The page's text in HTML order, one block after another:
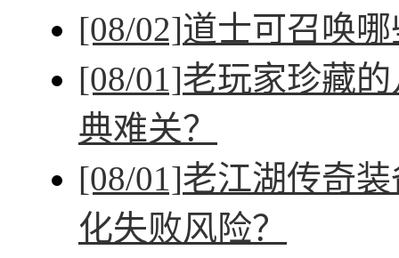
[08/02]道士可召唤
[08/01]老玩家珍藏
典难关？
[08/01]老江湖传奇
化失败风险？